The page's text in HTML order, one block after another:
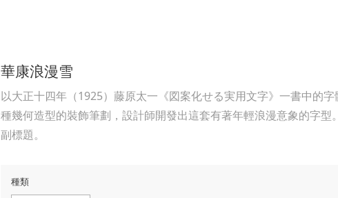
華康浪漫雪
以大正十四年（1925）藤原太一《図案化せる実用文字》一書中的
種幾何造型的裝飾筆劃，設計師開發出這套有著年輕浪漫意象的字
副標題。
種類